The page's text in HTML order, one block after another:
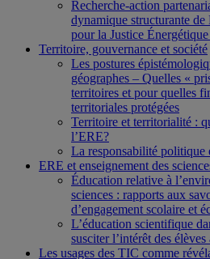
Recherche-action
dynamique structurante
pour la Justice
Territoire, gouvernance et société
Les postures
géographes – Quelles «
territoires et pour quelles
territoriales protégées
Territoire et territorialité :
l’ERE?
La responsabilité politique
ERE et enseignement des
Éducation relative à
sciences : rapports aux
d’engagement scolaire et
L’éducation scientifique
susciter l’intérêt des élèves
Les usages des TIC comme